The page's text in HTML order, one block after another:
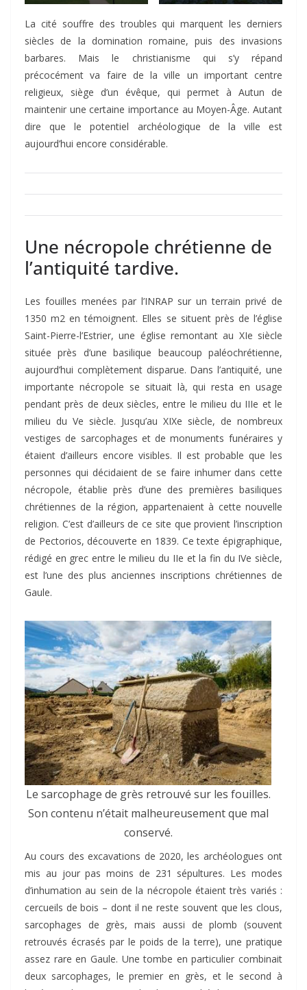
La cité souffre des troubles qui marquent les derniers
siècles de la domination romaine, puis des invasions
barbares. Mais le christianisme qui s’y répand
précocément va faire de la ville un important centre
religieux, siège d’un évêque, qui permet à Autun de
maintenir une certaine importance au Moyen-Âge. Autant
dire que le potentiel archéologique de la ville est
aujourd’hui encore considérable.
Une nécropole chrétienne de
l’antiquité tardive.
Les fouilles menées par l’INRAP sur un terrain privé de
1350 m2 en témoignent. Elles se situent près de l’église
Saint-Pierre-l’Estrier, une église remontant au XIe siècle
située près d’une basilique beaucoup paléochrétienne,
aujourd’hui complètement disparue. Dans l’antiquité, une
importante nécropole se situait là, qui resta en usage
pendant près de deux siècles, entre le milieu du IIIe et le
milieu du Ve siècle. Jusqu’au XIXe siècle, de nombreux
vestiges de sarcophages et de monuments funéraires y
étaient d’ailleurs encore visibles. Il est probable que les
personnes qui décidaient de se faire inhumer dans cette
nécropole, établie près d’une des premières basiliques
chrétiennes de la région, appartenaient à cette nouvelle
religion. C’est d’ailleurs de ce site que provient l’inscription
de Pectorios, découverte en 1839. Ce texte épigraphique,
rédigé en grec entre le milieu du IIe et la fin du IVe siècle,
est l’une des plus anciennes inscriptions chrétiennes de
Gaule.
Le sarcophage de grès retrouvé sur les fouilles.
Son contenu n’était malheureusement que mal
conservé.
Au cours des excavations de 2020, les archéologues ont
mis au jour pas moins de 231 sépultures. Les modes
d’inhumation au sein de la nécropole étaient très variés :
cercueils de bois – dont il ne reste souvent que les clous,
sarcophages de grès, mais aussi de plomb (souvent
retrouvés écrasés par le poids de la terre), une pratique
assez rare en Gaule. Une tombe en particulier combinait
deux sarcophages, le premier en grès, et le second à